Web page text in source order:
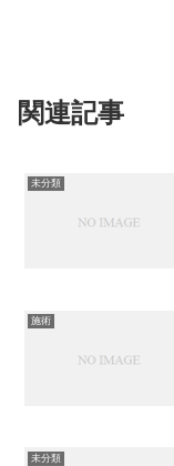
関連記事
未分類
施術
未分類